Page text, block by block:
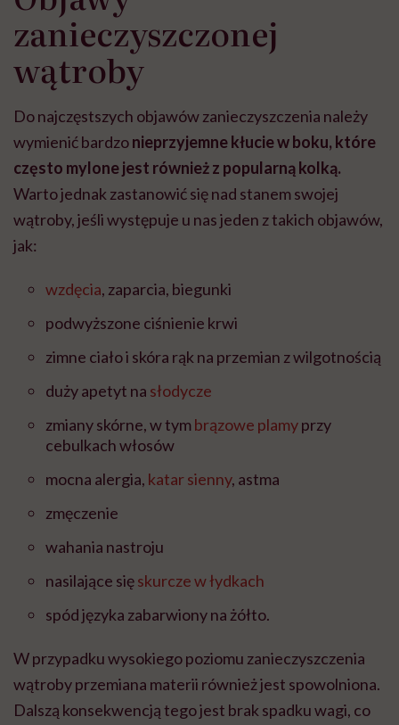
zanieczyszczonej
wątroby
Do najczęstszych objawów zanieczyszczenia należy
wymienić bardzonieprzyjemne kłucie w boku, które
często mylone jest również z popularną kolką.
Warto jednak zastanowić się nad stanem swojej
wątroby, jeśli występuje u nas jeden z takich objawów,
jak:
wzdęcia, zaparcia, biegunki
podwyższone ciśnienie krwi
zimne ciało i skóra rąk na przemian z wilgotnością
duży apetyt na słodycze
zmiany skórne, w tymbrązowe plamyprzy
cebulkach włosów
mocna alergia, katar sienny, astma
zmęczenie
wahania nastroju
nasilające sięskurcze w łydkach
spód języka zabarwiony na żółto.
W przypadku wysokiego poziomu zanieczyszczenia
wątroby przemiana materii również jest spowolniona.
Dalszą konsekwencją tego jest brak spadku wagi, co